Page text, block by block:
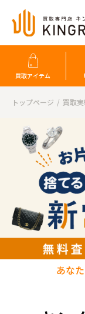
買取アイテム
トップページ 買取
あな